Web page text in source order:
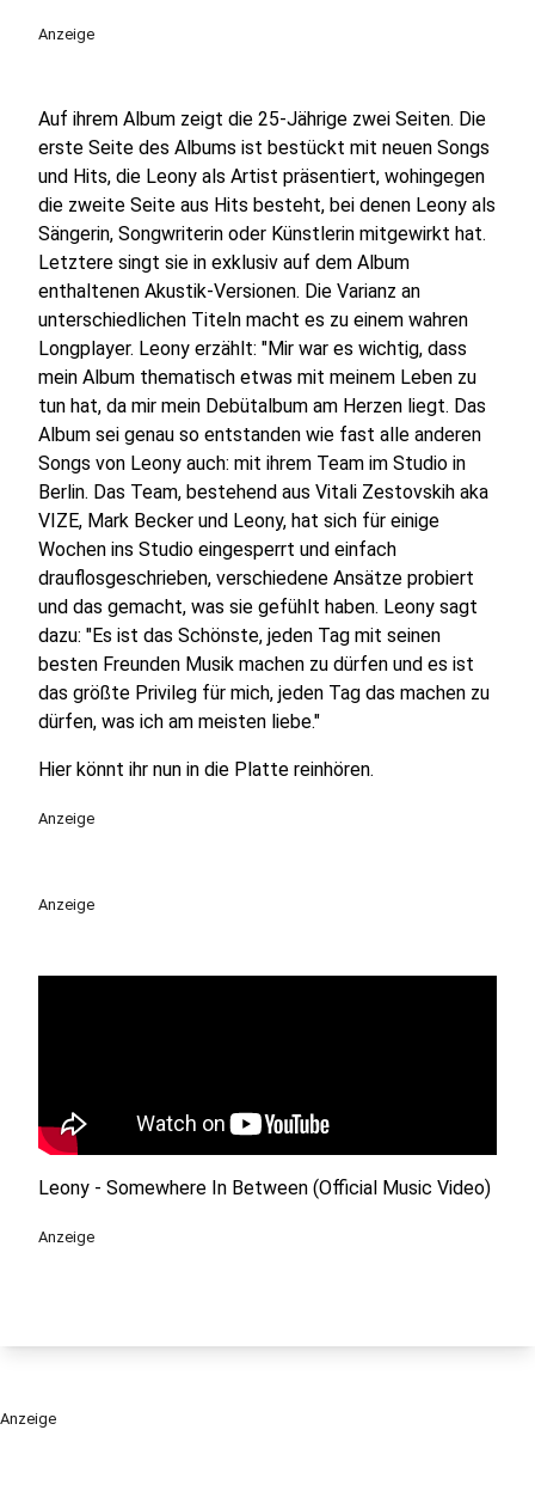
Anzeige
Auf ihrem Album zeigt die 25-Jährige zwei Seiten. Die
erste Seite des Albums ist bestückt mit neuen Songs
und Hits, die Leony als Artist präsentiert, wohingegen
die zweite Seite aus Hits besteht, bei denen Leony als
Sängerin, Songwriterin oder Künstlerin mitgewirkt hat.
Letztere singt sie in exklusiv auf dem Album
enthaltenen Akustik-Versionen. Die Varianz an
unterschiedlichen Titeln macht es zu einem wahren
Longplayer. Leony erzählt: "Mir war es wichtig, dass
mein Album thematisch etwas mit meinem Leben zu
tun hat, da mir mein Debütalbum am Herzen liegt. Das
Album sei genau so entstanden wie fast alle anderen
Songs von Leony auch: mit ihrem Team im Studio in
Berlin. Das Team, bestehend aus Vitali Zestovskih aka
VIZE, Mark Becker und Leony, hat sich für einige
Wochen ins Studio eingesperrt und einfach
drauflosgeschrieben, verschiedene Ansätze probiert
und das gemacht, was sie gefühlt haben. Leony sagt
dazu: "Es ist das Schönste, jeden Tag mit seinen
besten Freunden Musik machen zu dürfen und es ist
das größte Privileg für mich, jeden Tag das machen zu
dürfen, was ich am meisten liebe."
Hier könnt ihr nun in die Platte reinhören.
Anzeige
Anzeige
Leony - Somewhere In Between (Official Music Video)
Anzeige
Anzeige